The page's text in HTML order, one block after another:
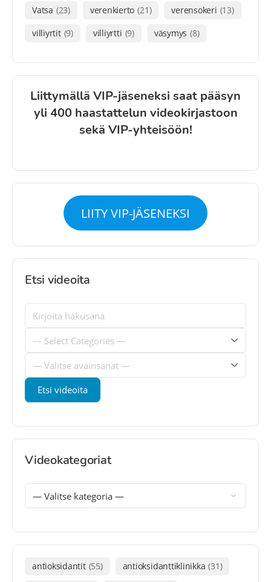
Vatsa (23) verenkierto (21) verensokeri (13)
villiyrtit (9) villiyrtti (9) väsymys (8)
Liittymällä VIP-jäseneksi saat pääsyn
yli 400 haastattelun videokirjastoon
sekä VIP-yhteisöön!
LIITY VIP-JÄSENEKSI
Etsi videoita
Videokategoriat
antioksidantit (55) antioksidanttiklinikka (31)